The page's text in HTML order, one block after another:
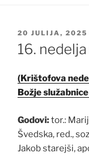
OBJAVLJENO
DNE
20 JULIJA, 2025
16.
(Krištofova
Božje
Godovi:tor.:
Švedska, red.,
Jakob starejši,